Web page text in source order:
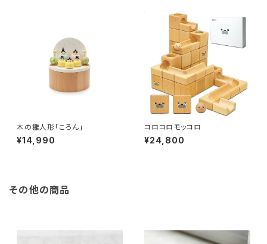
木の雛人形「ころん」
¥14,990
コロコロモッコロ
¥24,800
その他の商品